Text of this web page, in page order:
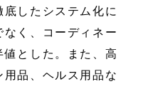
したシステム化に
なく、コーディネー
値とした。また、高
品、ヘルス用品な